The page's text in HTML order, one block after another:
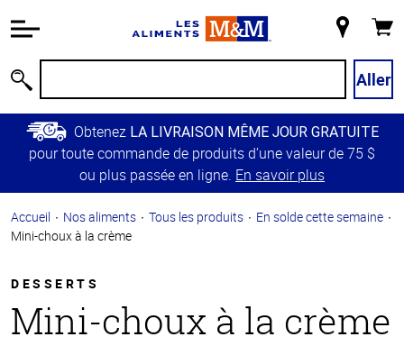
relative à
Passer
contenu
principal
Retour à
principale
magasin
Aller
Obtenez LA LIVRAISON MÊME JOUR GRATUITE
pour toute commande de produits d’une valeur de 75 $
ou plus passée en ligne. En savoir plus
Accueil Nos aliments Tous les produits
En solde cette semaine
Mini-choux à la crème
DESSERTS
Mini-choux à la crème